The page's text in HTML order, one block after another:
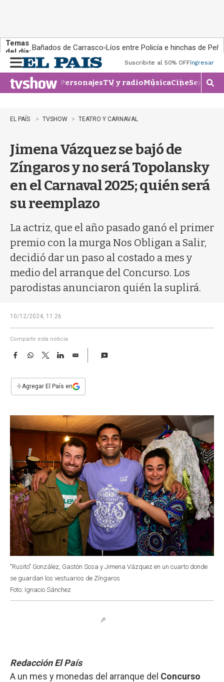
Temas
del día:Bañados de Carrasco Líos entre Policía e hinchas de
n
u
Suscribite al 50% OFFIngresar
PersonajesTV y radioMúsicaCineSeries
M
o
q
a
EL PAÍS TVSHOW TEATRO Y CARNAVAL
Jimena Vázquez se bajó de
Zíngaros y no será Topolansky
en el Carnaval 2025; quién será
su reemplazo
La actriz, que el año pasado ganó el primer
premio con la murga Nos Obligan a Salir,
decidió dar un paso al costado a mes y
medio del arranque del Concurso. Los
parodistas anunciaron quién la suplirá.
10/12/2024, 11:26
Compartir esta noticia
F
e
b
k
W
s
p
T
w
t
L
n
E
i
l
+Agregar El País en
"Rusito" González, Gastón Sosa y Jimena Vázquez en un cuarto donde
se guardan los vestuarios de Zíngaros
Foto: Ignacio Sánchez
Redacción El País
A un mes y monedas del arranque del Concurso